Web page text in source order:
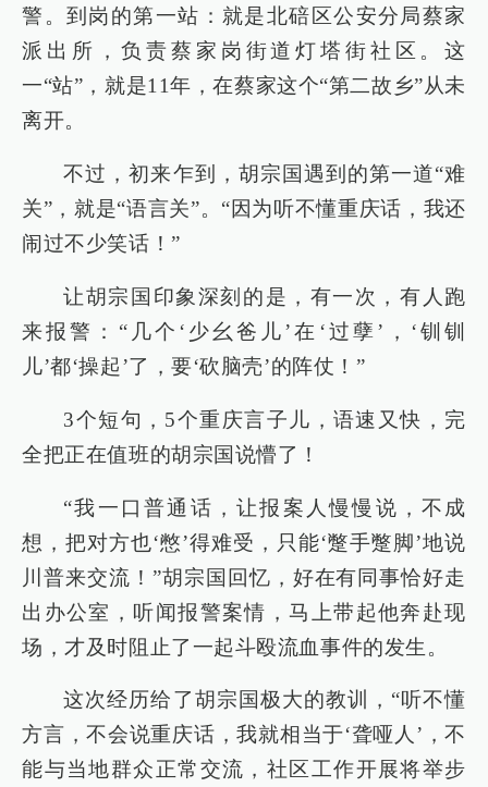
警。到岗的第一站：就是北碚区公安分局蔡家
派出所，负责蔡家岗街道灯塔街社区。这
一“站”，就是11年，在蔡家这个“第二故乡”从未
离开。
不过，初来乍到，胡宗国遇到的第一道“难
关”，就是“语言关”。“因为听不懂重庆话，我还
闹过不少笑话！”
让胡宗国印象深刻的是，有一次，有人跑
来报警：“几个‘少幺爸儿’在‘过孽’，‘钏钏
儿’都‘操起’了，要‘砍脑壳’的阵仗！”
3个短句，5个重庆言子儿，语速又快，完
全把正在值班的胡宗国说懵了！
“我一口普通话，让报案人慢慢说，不成
想，把对方也‘憋’得难受，只能‘蹩手蹩脚’地说
川普来交流！”胡宗国回忆，好在有同事恰好走
出办公室，听闻报警案情，马上带起他奔赴现
场，才及时阻止了一起斗殴流血事件的发生。
这次经历给了胡宗国极大的教训，“听不懂
方言，不会说重庆话，我就相当于‘聋哑人’，不
能与当地群众正常交流，社区工作开展将举步